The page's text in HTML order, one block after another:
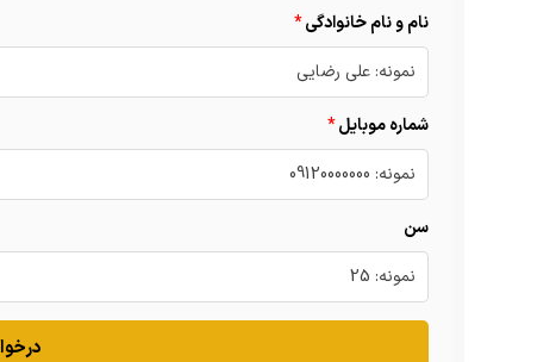
نام و نام خانوادگی
شماره موبایل
سن